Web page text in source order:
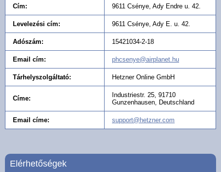
Önkormányzat
Közös Hivatal
Intézmények
Széchenyi 2020 Európai
Uniós támogatás
Magyar Falu Program
Cím: 9611 Csénye, Ady Endre u. 42.
Levelezési cím: 9611 Csénye, Ady E. u. 42.
Adószám: 15421034-2-18
Email cím: phcsenye@airplanet.hu
Tárhelyszolgáltató: Hetzner Online GmbH
Címe:
Industriestr. 25, 91710
Gunzenhausen, Deutschland
Email címe: support@hetzner.com
Elérhetőségek